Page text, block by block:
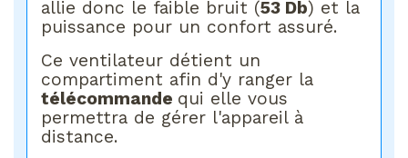
allie donc le faible bruit (53 Db) et la
puissance pour un confort assuré.
Ce ventilateur détient un
compartiment afin d'y ranger la
télécommande qui elle vous
permettra de gérer l'appareil à
distance.